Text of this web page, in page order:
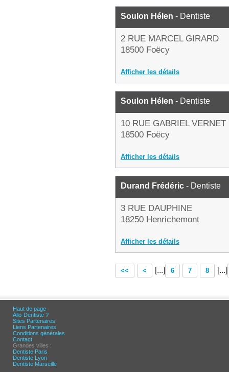
Soulon Hélen - Dentiste
2 RUE MARCEL GIRARD
18500 Foëcy
Afficher les détails
Soulon Hélen - Dentiste
10 RUE GABRIEL VERNET
18500 Foëcy
Afficher les détails
Durand Frédéric - Dentiste
3 RUE DAUPHINE
18250 Henrichemont
Afficher les détails
<< < [...] 6 7 8 [...]
Haut de page
Allo-Dentiste ?
Sites Partenaires
Liens Partenaires
Conditions générales
Contact
Grandes villes :
Dentiste Paris
Dentiste Lyon
Dentiste Marseille